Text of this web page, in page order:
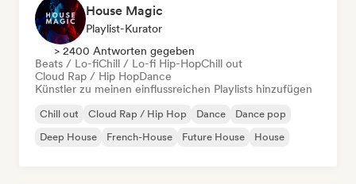
House Magic
Playlist-Kurator
> 2400 Antworten gegeben
Beats / Lo-fiChill / Lo-fi Hip-HopChill out
Cloud Rap / Hip HopDance
Künstler zu meinen einflussreichen Playlists hinzufügen
Chill out Cloud Rap / Hip Hop Dance
Dance pop
Deep House
French-House Future House House